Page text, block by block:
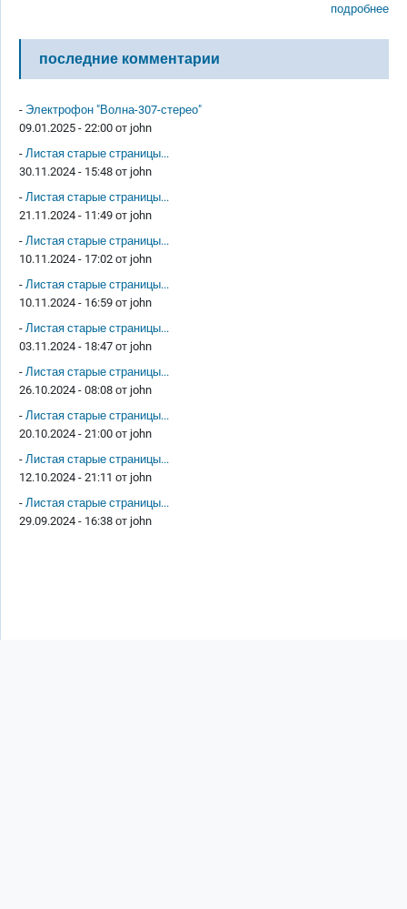
подробнее
последние комментарии
- Электрофон "Волна-307-стерео"
09.01.2025 - 22:00 от john
- Листая старые страницы...
30.11.2024 - 15:48 от john
- Листая старые страницы...
21.11.2024 - 11:49 от john
- Листая старые страницы...
10.11.2024 - 17:02 от john
- Листая старые страницы...
10.11.2024 - 16:59 от john
- Листая старые страницы...
03.11.2024 - 18:47 от john
- Листая старые страницы...
26.10.2024 - 08:08 от john
- Листая старые страницы...
20.10.2024 - 21:00 от john
- Листая старые страницы...
12.10.2024 - 21:11 от john
- Листая старые страницы...
29.09.2024 - 16:38 от john